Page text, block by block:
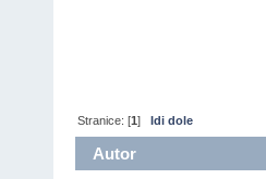
Stranice: [1]Idi dole
Autor